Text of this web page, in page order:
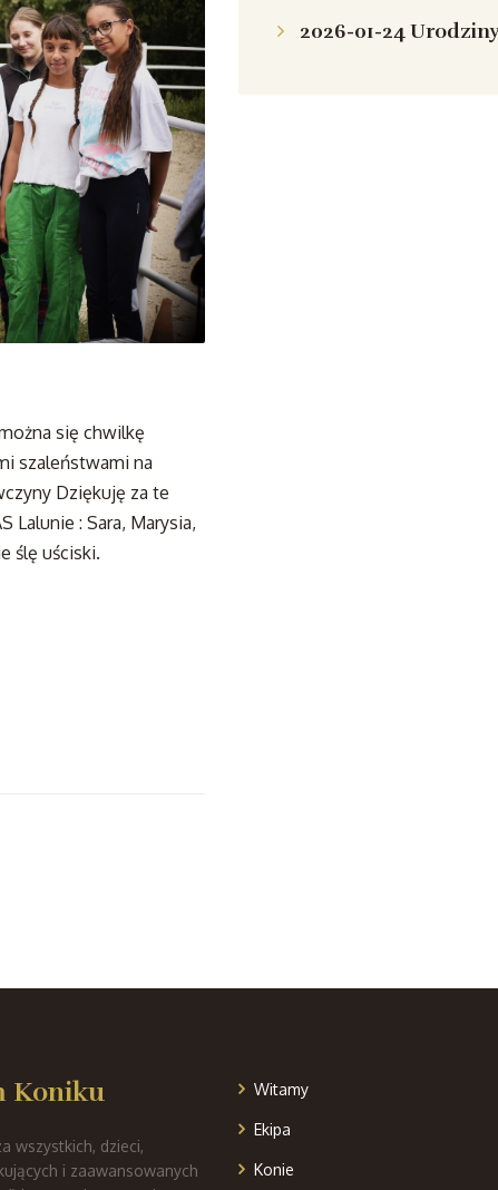
się chwilkę
szaleństwami na
Dziękuję za te
Lalunie : Sara, Marysia,
ślę uściski.
2026-01-24
Koniku
wszystkich, dzieci,
i zaawansowanych
Witamy
Ekipa
Konie